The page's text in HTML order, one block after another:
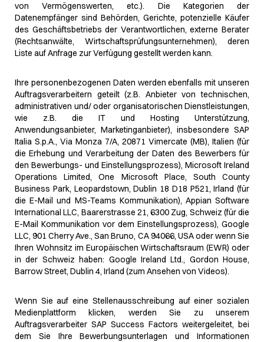
von Vermögenswerten, etc.). Die Kategorien der
Datenempfänger sind Behörden, Gerichte, potenzielle Käufer
des Geschäftsbetriebs der Verantwortlichen, externe Berater
(Rechtsanwälte, Wirtschaftsprüfungsunternehmen), deren
Liste auf Anfrage zur Verfügung gestellt werden kann.
Ihre personenbezogenen Daten werden ebenfalls mit unseren
Auftragsverarbeitern geteilt (z.B. Anbieter von technischen,
administrativen und/ oder organisatorischen Dienstleistungen,
wie z.B. die IT und Hosting Unterstützung,
Anwendungsanbieter, Marketinganbieter), insbesondere SAP
Italia S.p.A., Via Monza 7/A, 20871 Vimercate (MB), Italien (für
die Erhebung und Verarbeitung der Daten des Bewerbers für
den Bewerbungs- und Einstellungsprozess), Microsoft Ireland
Operations Limited, One Microsoft Place, South County
Business Park, Leopardstown, Dublin 18 D18 P521, Irland (für
die E-Mail und MS-Teams Kommunikation), Appian Software
International LLC, Baarerstrasse 21, 6300 Zug, Schweiz (für die
E-Mail Kommunikation vor dem Einstellungsprozess), Google
LLC, 901 Cherry Ave., San Bruno, CA 94066, USA oder wenn Sie
Ihren Wohnsitz im Europäischen Wirtschaftsraum (EWR) oder
in der Schweiz haben: Google Ireland Ltd., Gordon House,
Barrow Street, Dublin 4, Irland (zum Ansehen von Videos).
Wenn Sie auf eine Stellenausschreibung auf einer sozialen
Medienplattform klicken, werden Sie zu unserem
Auftragsverarbeiter SAP Success Factors weitergeleitet, bei
dem Sie Ihre Bewerbungsunterlagen und Informationen